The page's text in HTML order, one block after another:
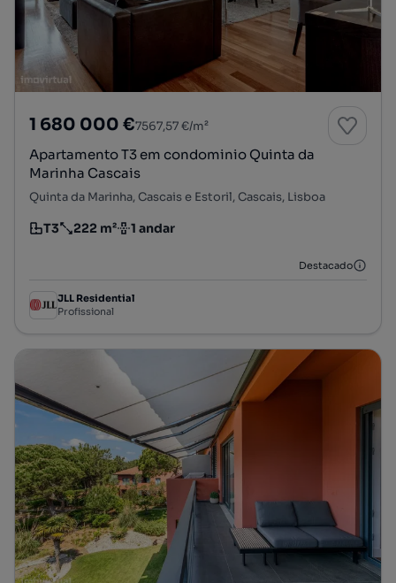
1 680 000 €7567,57 €/m²
Apartamento T3 em condominio Quinta da
Marinha Cascais
Quinta da Marinha, Cascais e Estoril, Cascais, Lisboa
Tipologia
T3
Preço por metro quadrado
222 m²
Andar 1 andar
Destacado
JLL Residential
Profissional